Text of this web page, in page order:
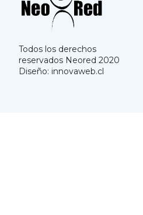
Todos los derechos
reservados Neored 2020
Diseño: innovaweb.cl